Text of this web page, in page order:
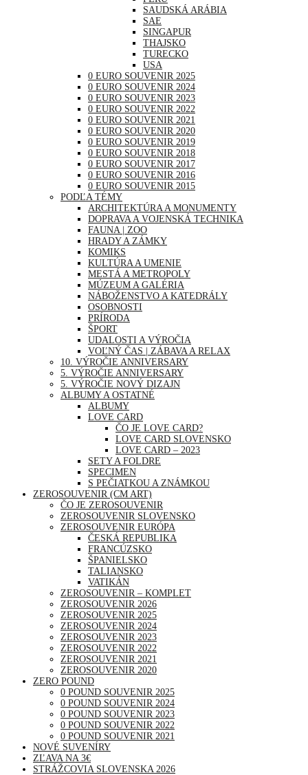
SAUDSKÁ ARÁBIA
SAE
SINGAPUR
THAJSKO
TURECKO
USA
0 EURO SOUVENIR 2025
0 EURO SOUVENIR 2024
0 EURO SOUVENIR 2023
0 EURO SOUVENIR 2022
0 EURO SOUVENIR 2021
0 EURO SOUVENIR 2020
0 EURO SOUVENIR 2019
0 EURO SOUVENIR 2018
0 EURO SOUVENIR 2017
0 EURO SOUVENIR 2016
0 EURO SOUVENIR 2015
PODĽA TÉMY
ARCHITEKTÚRA A MONUMENTY
DOPRAVA A VOJENSKÁ TECHNIKA
FAUNA | ZOO
HRADY A ZÁMKY
KOMIKS
KULTÚRA A UMENIE
MESTÁ A METROPOLY
MÚZEUM A GALÉRIA
NÁBOŽENSTVO A KATEDRÁLY
OSOBNOSTI
PRÍRODA
ŠPORT
UDALOSTI A VÝROČIA
VOĽNÝ ČAS | ZÁBAVA A RELAX
10. VÝROČIE ANNIVERSARY
5. VÝROČIE ANNIVERSARY
5. VÝROČIE NOVÝ DIZAJN
ALBUMY A OSTATNÉ
ALBUMY
LOVE CARD
ČO JE LOVE CARD?
LOVE CARD SLOVENSKO
LOVE CARD – 2023
SETY A FOLDRE
SPECIMEN
S PEČIATKOU A ZNÁMKOU
ZEROSOUVENIR (CM ART)
ČO JE ZEROSOUVENIR
ZEROSOUVENIR SLOVENSKO
ZEROSOUVENIR EURÓPA
ČESKÁ REPUBLIKA
FRANCÚZSKO
ŠPANIELSKO
TALIANSKO
VATIKÁN
ZEROSOUVENIR – KOMPLET
ZEROSOUVENIR 2026
ZEROSOUVENIR 2025
ZEROSOUVENIR 2024
ZEROSOUVENIR 2023
ZEROSOUVENIR 2022
ZEROSOUVENIR 2021
ZEROSOUVENIR 2020
ZERO POUND
0 POUND SOUVENIR 2025
0 POUND SOUVENIR 2024
0 POUND SOUVENIR 2023
0 POUND SOUVENIR 2022
0 POUND SOUVENIR 2021
NOVÉ SUVENÍRY
ZĽAVA NA 3€
STRÁŽCOVIA SLOVENSKA 2026